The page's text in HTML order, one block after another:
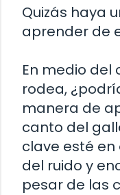
Quizás haya
aprender de
En medio del
rodea,
manera de
canto del
clave esté
del ruido y
pesar de las